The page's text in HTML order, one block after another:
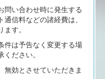
問い合わせ時に発生する
信料などの諸経費は、
す。
件は予告なく変更する場
ださい。
無効とさせていただきま